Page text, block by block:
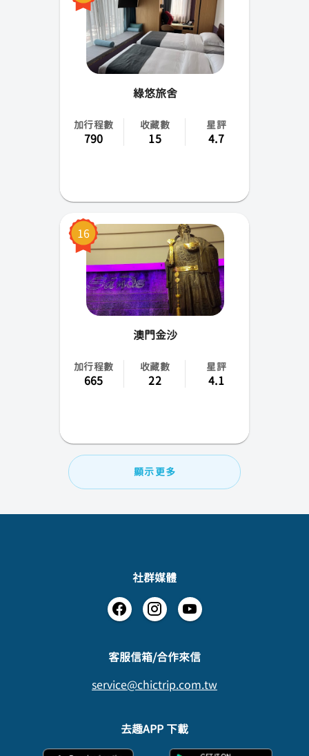
綠悠旅舍
加行程數
790
收藏數
15
星評
4.7
16
澳門金沙
加行程數
665
收藏數
22
星評
4.1
顯示更多
社群媒體
​客服信箱/合作來信
service@chictrip.com.tw
去趣APP 下載